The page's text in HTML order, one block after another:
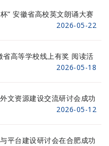
” 安徽省高校英文朗诵大赛
2026-05-22
省高等学校线上有奖 阅读活
2026-05-18
文资源建设交流研讨会成功
2026-05-12
平台建设研讨会在合肥成功